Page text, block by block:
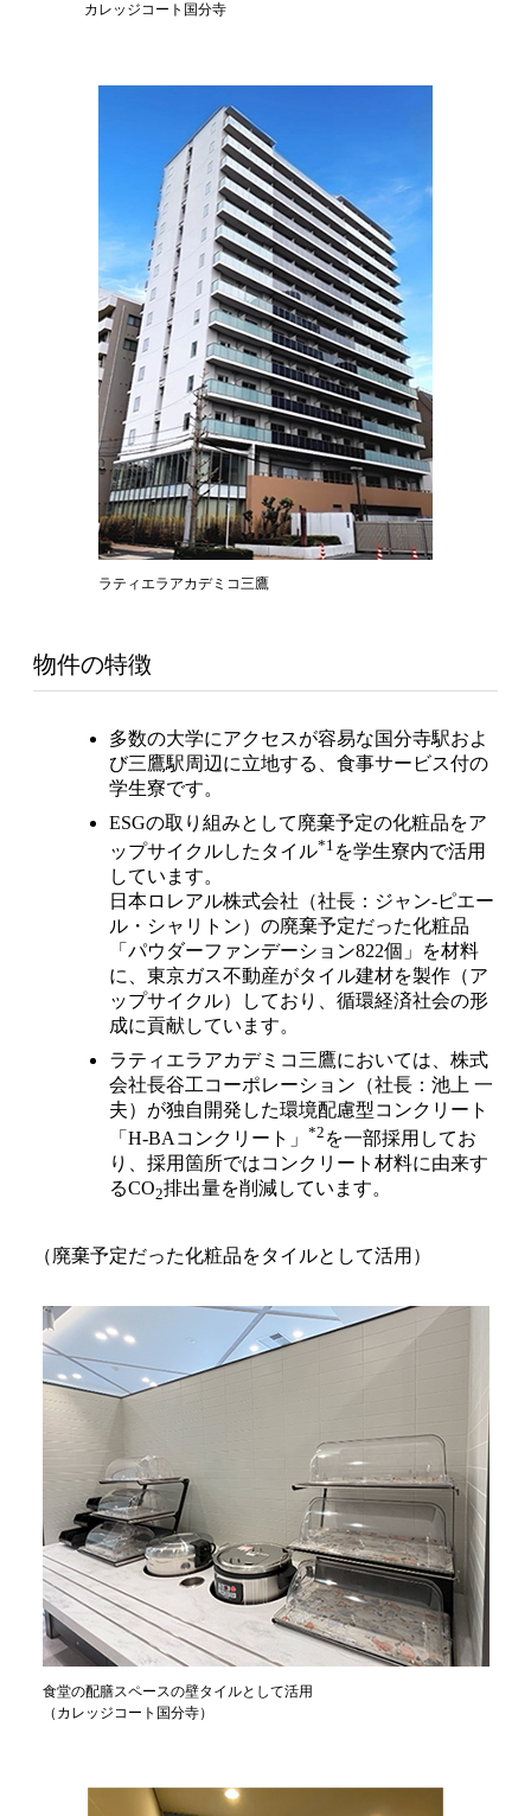
カレッジコート国分寺
ラティエラアカデミコ三鷹
物件の特徴
多数の大学にアクセスが容易な国分寺駅およ
び三鷹駅周辺に立地する、食事サービス付の
学生寮です。
ESGの取り組みとして廃棄予定の化粧品をア
ップサイクルしたタイル*1 を学生寮内で活用
しています。
日本ロレアル株式会社（社長：ジャン-ピエー
ル・シャリトン）の廃棄予定だった化粧品
「パウダーファンデーション822個」を材料
に、東京ガス不動産がタイル建材を製作（ア
ップサイクル）しており、循環経済社会の形
成に貢献しています。
ラティエラアカデミコ三鷹においては、株式
会社長谷工コーポレーション（社長：池上 一
夫）が独自開発した環境配慮型コンクリート
「H-BAコンクリート」 *2 を一部採用してお
り、採用箇所ではコンクリート材料に由来す
るCO2排出量を削減しています。
（廃棄予定だった化粧品をタイルとして活用）
食堂の配膳スペースの壁タイルとして活用
（カレッジコート国分寺）